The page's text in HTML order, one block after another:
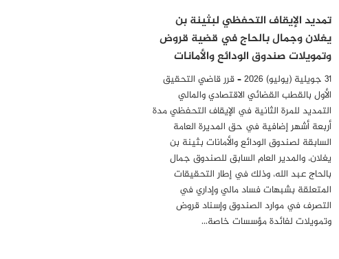
تمديد الإيقاف التحفظي لبثينة بن
يغلان وجمال بالحاج في قضية قروض
وتمويلات صندوق الودائع والأمانات
31 جويلية (يوليو) 2026 – قرر قاضي التحقيق
الأول بالقطب القضائي الاقتصادي والمالي
التمديد للمرة الثانية في الإيقاف التحفظي مدة
أربعة أشهر إضافية في حق المديرة العامة
السابقة لصندوق الودائع والأمانات بثينة بن
يغلان، والمدير العام السابق للصندوق جمال
بالحاج عبد الله، وذلك في إطار التحقيقات
المتعلقة بشبهات فساد مالي وإداري في
التصرف في موارد الصندوق وإسناد قروض
وتمويلات لفائدة مؤسسات خاصة…